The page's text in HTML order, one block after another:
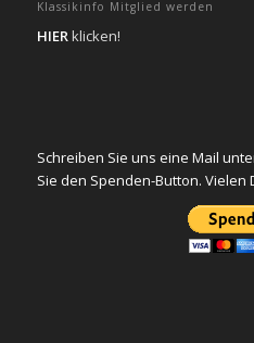
Klassikinfo Mitglied werden
HIERklicken!
Schreiben Sie uns eine Mail
Sie den Spenden-Button. Vielen